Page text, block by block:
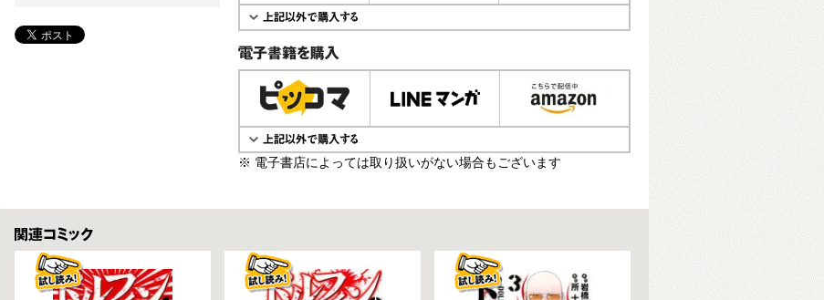
電子書籍で購入
※ 電子書店によっては取り扱いがない場合もございます
関連コミックス